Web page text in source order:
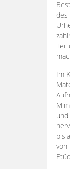
des
Teil
Im
und
von